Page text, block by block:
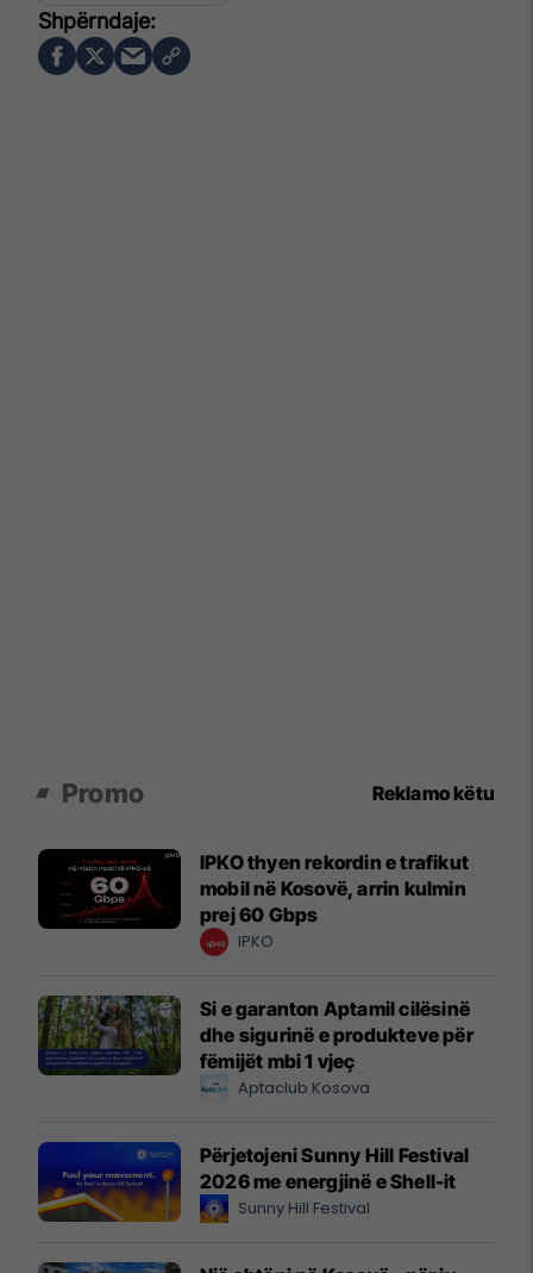
Promo Reklamo këtu
IPKO thyen rekordin e trafikut
mobil në Kosovë, arrin kulmin
prej 60 Gbps
IPKO
Si e garanton Aptamil cilësinë
dhe sigurinë e produkteve për
fëmijët mbi 1 vjeç
Aptaclub Kosova
Përjetojeni Sunny Hill Festival
2026 me energjinë e Shell-it
Sunny Hill Festival